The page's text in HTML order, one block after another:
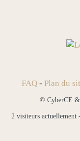
FAQ - Plan du
© CyberCE
2 visiteurs actuellement